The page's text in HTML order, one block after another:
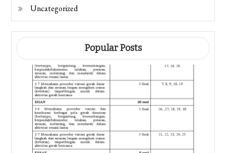
Uncategorized
Popular Posts